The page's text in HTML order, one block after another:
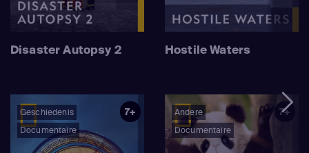
Disaster Autopsy 2 Hostile Waters
Geschiedenis
Documentaire
7+
Andere
Documentaire
7+